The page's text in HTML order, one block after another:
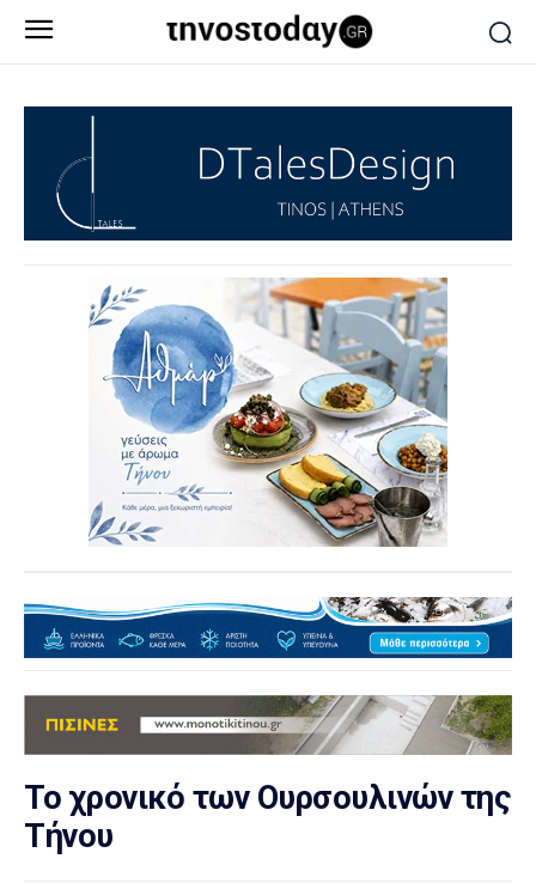
Το χρονικό των Ουρσουλινών της
Τήνου